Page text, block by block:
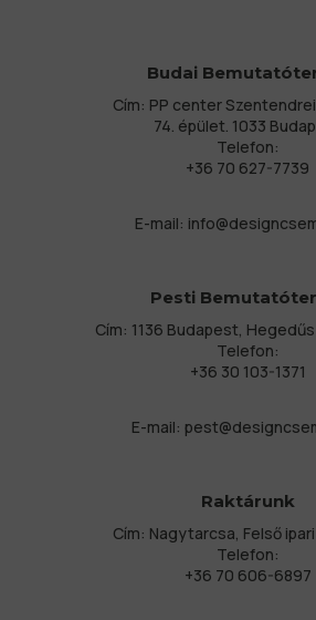
Budai
Cím: PP center
74. épület. 1033
Telefon:
+36 70 627-7739
E-mail:
Pesti
Cím: 1136 Budapest, Hegedűs
Telefon:
+36 30 103-1371
E-mail:
Raktárunk
Cím: Nagytarcsa, Felső
Telefon:
+36 70 606-6897